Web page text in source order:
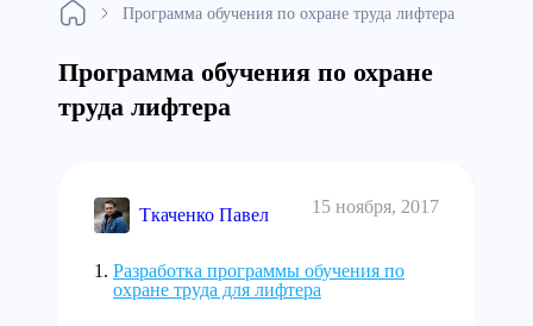
Программа обучения по охране труда лифтера
Программа обучения по охране
труда лифтера
Ткаченко Павел 15 ноября, 2017
Разработка программы обучения по
охране труда для лифтера